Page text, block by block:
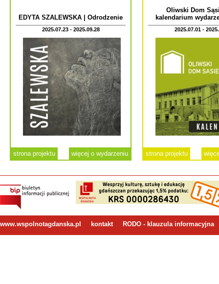
EDYTA SZALEWSKA | Odrodzenie
2025.07.23 - 2025.09.28
strona projektu więcej o wydarzeniu
Oliwski Dom
kalendarium
2025.07.01 -
strona projektu
www.wspolnotagdanska.pl kontakt RODO - klauzula informacyjna